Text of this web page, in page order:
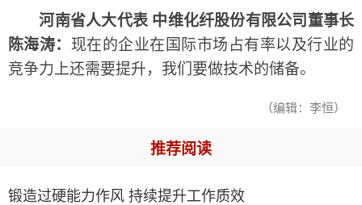
河南省人大代表 中维化纤股份有限公司董事长
陈海涛： 现在的企业在国际市场占有率以及行业的
竞争力上还需要提升，我们要做技术的储备。
（编辑：李恒）
推荐阅读
锻造过硬能力作风 持续提升工作质效